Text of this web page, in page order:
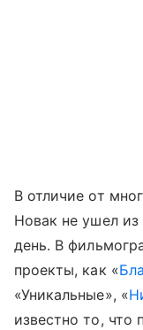
В отличие от
Новак не ушел
день. В
проекты, как «
«Уникальные», «
известно то, что